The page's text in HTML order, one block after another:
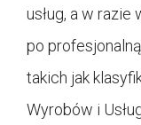
usług, a w
po
takich jak
Wyrobów i